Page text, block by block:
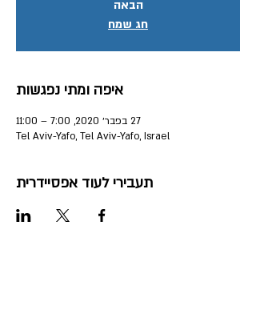
הבאה
חג שמח
איפה ומתי נפגשות
27 בפבר׳ 2020, 7:00 – 11:00
Tel Aviv-Yafo, Tel Aviv-Yafo, Israel
תעבירי לעוד אפסיידרית